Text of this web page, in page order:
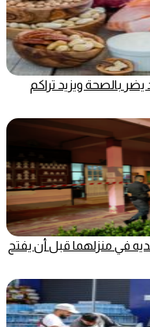
بالصحة ويزيد تراكم
في منزلهما قبل أن يفتح